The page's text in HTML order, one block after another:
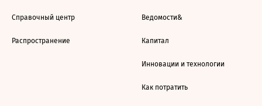
Справочный центр
Распространение
Ведомости&
Капитал
Инновации и технологии
Как потратить